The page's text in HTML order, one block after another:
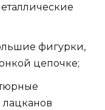
фигурки,
цепочке;